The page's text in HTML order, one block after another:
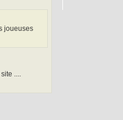
joueuses
....